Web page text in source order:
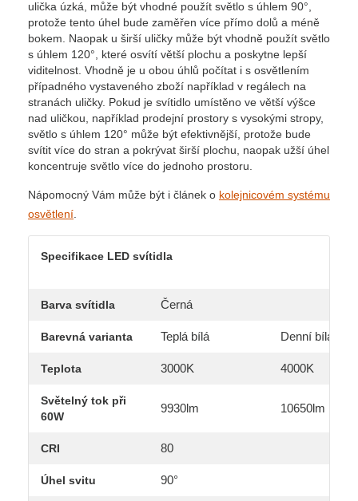
ulička úzká, může být vhodné použít světlo s úhlem 90°,
protože tento úhel bude zaměřen více přímo dolů a méně
bokem. Naopak u širší uličky může být vhodně použít světlo
s úhlem 120°, které osvítí větší plochu a poskytne lepší
viditelnost. Vhodně je u obou úhlů počítat i s osvětlením
případného vystaveného zboží například v regálech na
stranách uličky. Pokud je svítidlo umístěno ve větší výšce
nad uličkou, například prodejní prostory s vysokými stropy,
světlo s úhlem 120° může být efektivnější, protože bude
svítit více do stran a pokrývat širší plochu, naopak užší úhel
koncentruje světlo více do jednoho prostoru.
Nápomocný Vám může být i článek o kolejnicovém systému
osvětlení
Specifikace LED svítidla
Barva svítidla Černá
Barevná varianta Teplá bílá Denní bílá
Teplota 3000K 4000K
Světelný tok při
60W
9930lm 10650lm
CRI 80
Úhel svitu 90°